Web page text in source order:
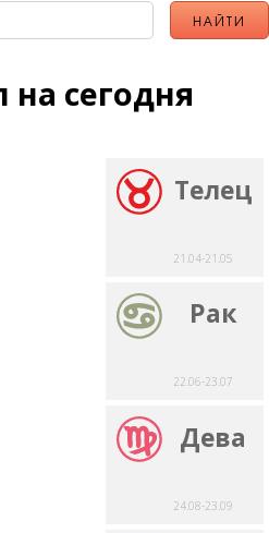
на сегодня
Телец
21.04-21.05
Рак
22.06-23.07
Дева
24.08-23.09